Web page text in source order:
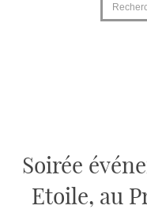
Soirée
Etoile, au